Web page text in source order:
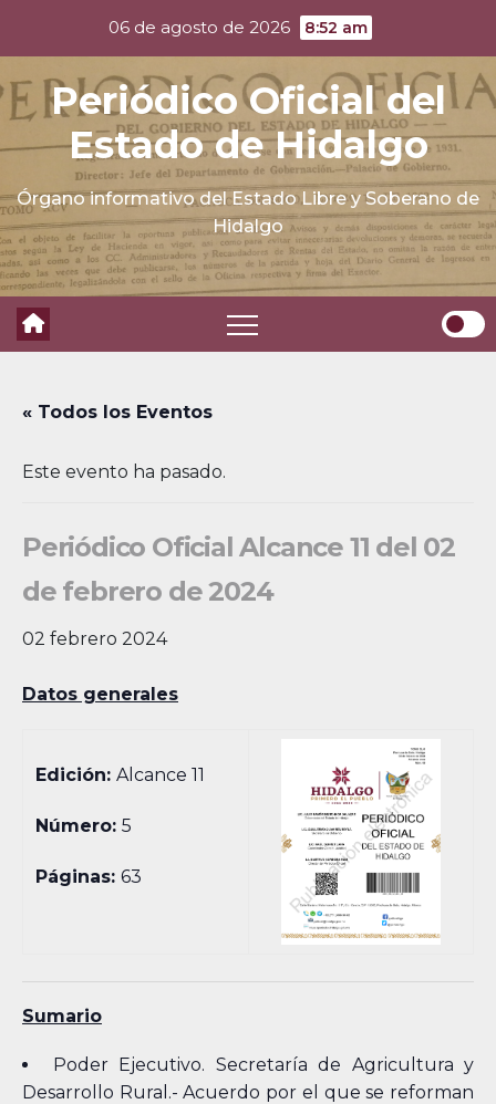
content
06 de agosto de 2026 8:52 am
Periódico Oficial del
Estado de Hidalgo
Órgano informativo del Estado Libre y Soberano de
Hidalgo
« Todos los Eventos
Este evento ha pasado.
Periódico Oficial Alcance 11 del 02
de febrero de 2024
02 febrero 2024
Datos generales
Edición:Alcance 11
Número:5
Páginas:63
Sumario
Poder Ejecutivo. Secretaría de Agricultura y
Desarrollo Rural.- Acuerdo por el que se reforman